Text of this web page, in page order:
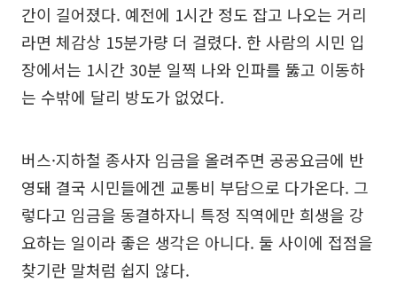
간이 길어졌다. 예전에 1시간 정도 잡고 나오는 거리
라면 체감상 15분가량 더 걸렸다. 한 사람의 시민 입
장에서는 1시간 30분 일찍 나와 인파를 뚫고 이동하
는 수밖에 달리 방도가 없었다.
버스·지하철 종사자 임금을 올려주면 공공요금에 반
영돼 결국 시민들에겐 교통비 부담으로 다가온다. 그
렇다고 임금을 동결하자니 특정 직역에만 희생을 강
요하는 일이라 좋은 생각은 아니다. 둘 사이에 접점을
찾기란 말처럼 쉽지 않다.